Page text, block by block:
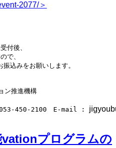
2077/＞
付後、
で、
込みをお願いします。
ン推進機構
450-2100　E-mail :
vationプログラムの